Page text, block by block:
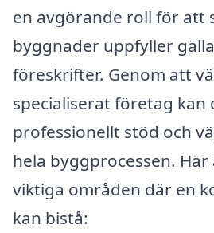
en avgörande roll för att
byggnader uppfyller
föreskrifter. Genom att
specialiserat företag kan
professionellt stöd och
hela byggprocessen.
viktiga områden där en
kan bistå: